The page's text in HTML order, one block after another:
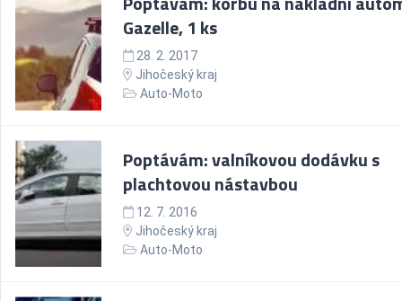
Gazelle, 1 ks
28. 2. 2017
Jihočeský kraj
Auto-Moto
Poptávám: valníkovou dodávku s
plachtovou nástavbou
12. 7. 2016
Jihočeský kraj
Auto-Moto